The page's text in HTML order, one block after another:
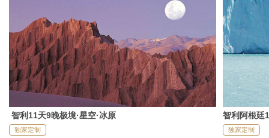
智利11天9晚极境·星空·冰原
独家定制
智利阿根廷
独家定制